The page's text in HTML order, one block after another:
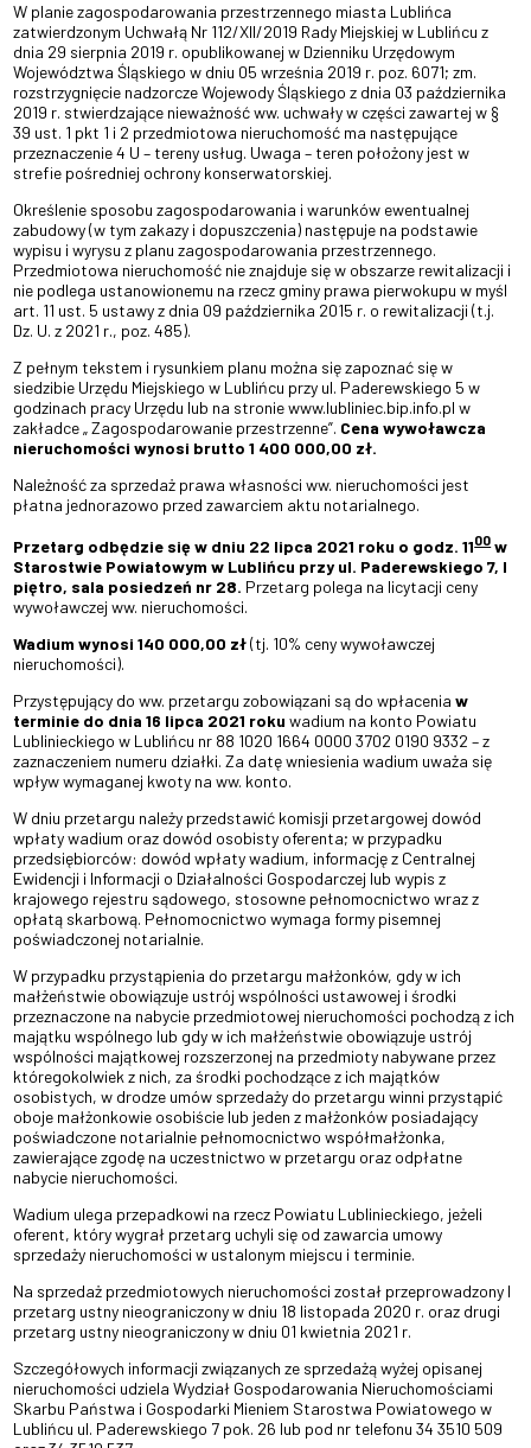
W planie zagospodarowania przestrzennego miasta Lublińca
zatwierdzonym Uchwałą Nr 112/XII/2019 Rady Miejskiej w Lublińcu z
dnia 29 sierpnia 2019 r. opublikowanej w Dzienniku Urzędowym
Województwa Śląskiego w dniu 05 września 2019 r. poz. 6071; zm.
rozstrzygnięcie nadzorcze Wojewody Śląskiego z dnia 03 października
2019 r. stwierdzające nieważność ww. uchwały w części zawartej w §
39 ust. 1 pkt 1 i 2 przedmiotowa nieruchomość ma następujące
przeznaczenie 4 U – tereny usług. Uwaga – teren położony jest w
strefie pośredniej ochrony konserwatorskiej.
Określenie sposobu zagospodarowania i warunków ewentualnej
zabudowy (w tym zakazy i dopuszczenia) następuje na podstawie
wypisu i wyrysu z planu zagospodarowania przestrzennego.
Przedmiotowa nieruchomość nie znajduje się w obszarze rewitalizacji i
nie podlega ustanowionemu na rzecz gminy prawa pierwokupu w myśl
art. 11 ust. 5 ustawy z dnia 09 października 2015 r. o rewitalizacji (t.j.
Dz. U. z 2021 r., poz. 485).
Z pełnym tekstem i rysunkiem planu można się zapoznać się w
siedzibie Urzędu Miejskiego w Lublińcu przy ul. Paderewskiego 5 w
godzinach pracy Urzędu lub na stronie www.lubliniec.bip.info.pl w
zakładce „ Zagospodarowanie przestrzenne”. Cena wywoławcza
nieruchomości wynosi brutto 1 400 000,00 zł.
Należność za sprzedaż prawa własności ww. nieruchomości jest
płatna jednorazowo przed zawarciem aktu notarialnego.
Przetarg odbędzie się w dniu 22 lipca 2021 roku o godz. 1100w
Starostwie Powiatowym w Lublińcu przy ul. Paderewskiego 7, I
piętro, sala posiedzeń nr 28. Przetarg polega na licytacji ceny
wywoławczej ww. nieruchomości.
Wadium wynosi 140 000,00 zł(tj. 10% ceny wywoławczej
nieruchomości).
Przystępujący do ww. przetargu zobowiązani są do wpłaceniaw
terminie do dnia 16 lipca 2021 rokuwadium na konto Powiatu
Lublinieckiego w Lublińcu nr 88 1020 1664 0000 3702 0190 9332 – z
zaznaczeniem numeru działki. Za datę wniesienia wadium uważa się
wpływ wymaganej kwoty na ww. konto.
W dniu przetargu należy przedstawić komisji przetargowej dowód
wpłaty wadium oraz dowód osobisty oferenta; w przypadku
przedsiębiorców: dowód wpłaty wadium, informację z Centralnej
Ewidencji i Informacji o Działalności Gospodarczej lub wypis z
krajowego rejestru sądowego, stosowne pełnomocnictwo wraz z
opłatą skarbową. Pełnomocnictwo wymaga formy pisemnej
poświadczonej notarialnie.
W przypadku przystąpienia do przetargu małżonków, gdy w ich
małżeństwie obowiązuje ustrój wspólności ustawowej i środki
przeznaczone na nabycie przedmiotowej nieruchomości pochodzą z ich
majątku wspólnego lub gdy w ich małżeństwie obowiązuje ustrój
wspólności majątkowej rozszerzonej na przedmioty nabywane przez
któregokolwiek z nich, za środki pochodzące z ich majątków
osobistych, w drodze umów sprzedaży do przetargu winni przystąpić
oboje małżonkowie osobiście lub jeden z małżonków posiadający
poświadczone notarialnie pełnomocnictwo współmałżonka,
zawierające zgodę na uczestnictwo w przetargu oraz odpłatne
nabycie nieruchomości.
Wadium ulega przepadkowi na rzecz Powiatu Lublinieckiego, jeżeli
oferent, który wygrał przetarg uchyli się od zawarcia umowy
sprzedaży nieruchomości w ustalonym miejscu i terminie.
Na sprzedaż przedmiotowych nieruchomości został przeprowadzony I
przetarg ustny nieograniczony w dniu 18 listopada 2020 r. oraz drugi
przetarg ustny nieograniczony w dniu 01 kwietnia 2021 r.
Szczegółowych informacji związanych ze sprzedażą wyżej opisanej
nieruchomości udziela Wydział Gospodarowania Nieruchomościami
Skarbu Państwa i Gospodarki Mieniem Starostwa Powiatowego w
Lublińcu ul. Paderewskiego 7 pok. 26 lub pod nr telefonu 34 3510 509